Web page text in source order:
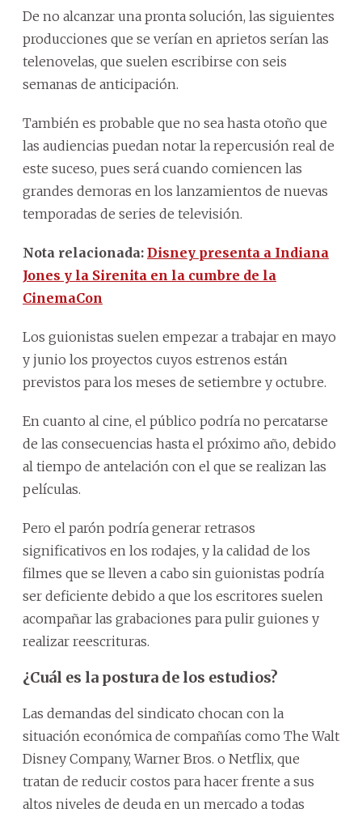
De no alcanzar una pronta solución, las siguientes
producciones que se verían en aprietos serían las
telenovelas, que suelen escribirse con seis
semanas de anticipación.
También es probable que no sea hasta otoño que
las audiencias puedan notar la repercusión real de
este suceso, pues será cuando comiencen las
grandes demoras en los lanzamientos de nuevas
temporadas de series de televisión.
Nota relacionada: Disney presenta a Indiana
Jones y la Sirenita en la cumbre de la
CinemaCon
Los guionistas suelen empezar a trabajar en mayo
y junio los proyectos cuyos estrenos están
previstos para los meses de setiembre y octubre.
En cuanto al cine, el público podría no percatarse
de las consecuencias hasta el próximo año, debido
al tiempo de antelación con el que se realizan las
películas.
Pero el parón podría generar retrasos
significativos en los rodajes, y la calidad de los
filmes que se lleven a cabo sin guionistas podría
ser deficiente debido a que los escritores suelen
acompañar las grabaciones para pulir guiones y
realizar reescrituras.
¿Cuál es la postura de los estudios?
Las demandas del sindicato chocan con la
situación económica de compañías como The Walt
Disney Company, Warner Bros. o Netflix, que
tratan de reducir costos para hacer frente a sus
altos niveles de deuda en un mercado a todas